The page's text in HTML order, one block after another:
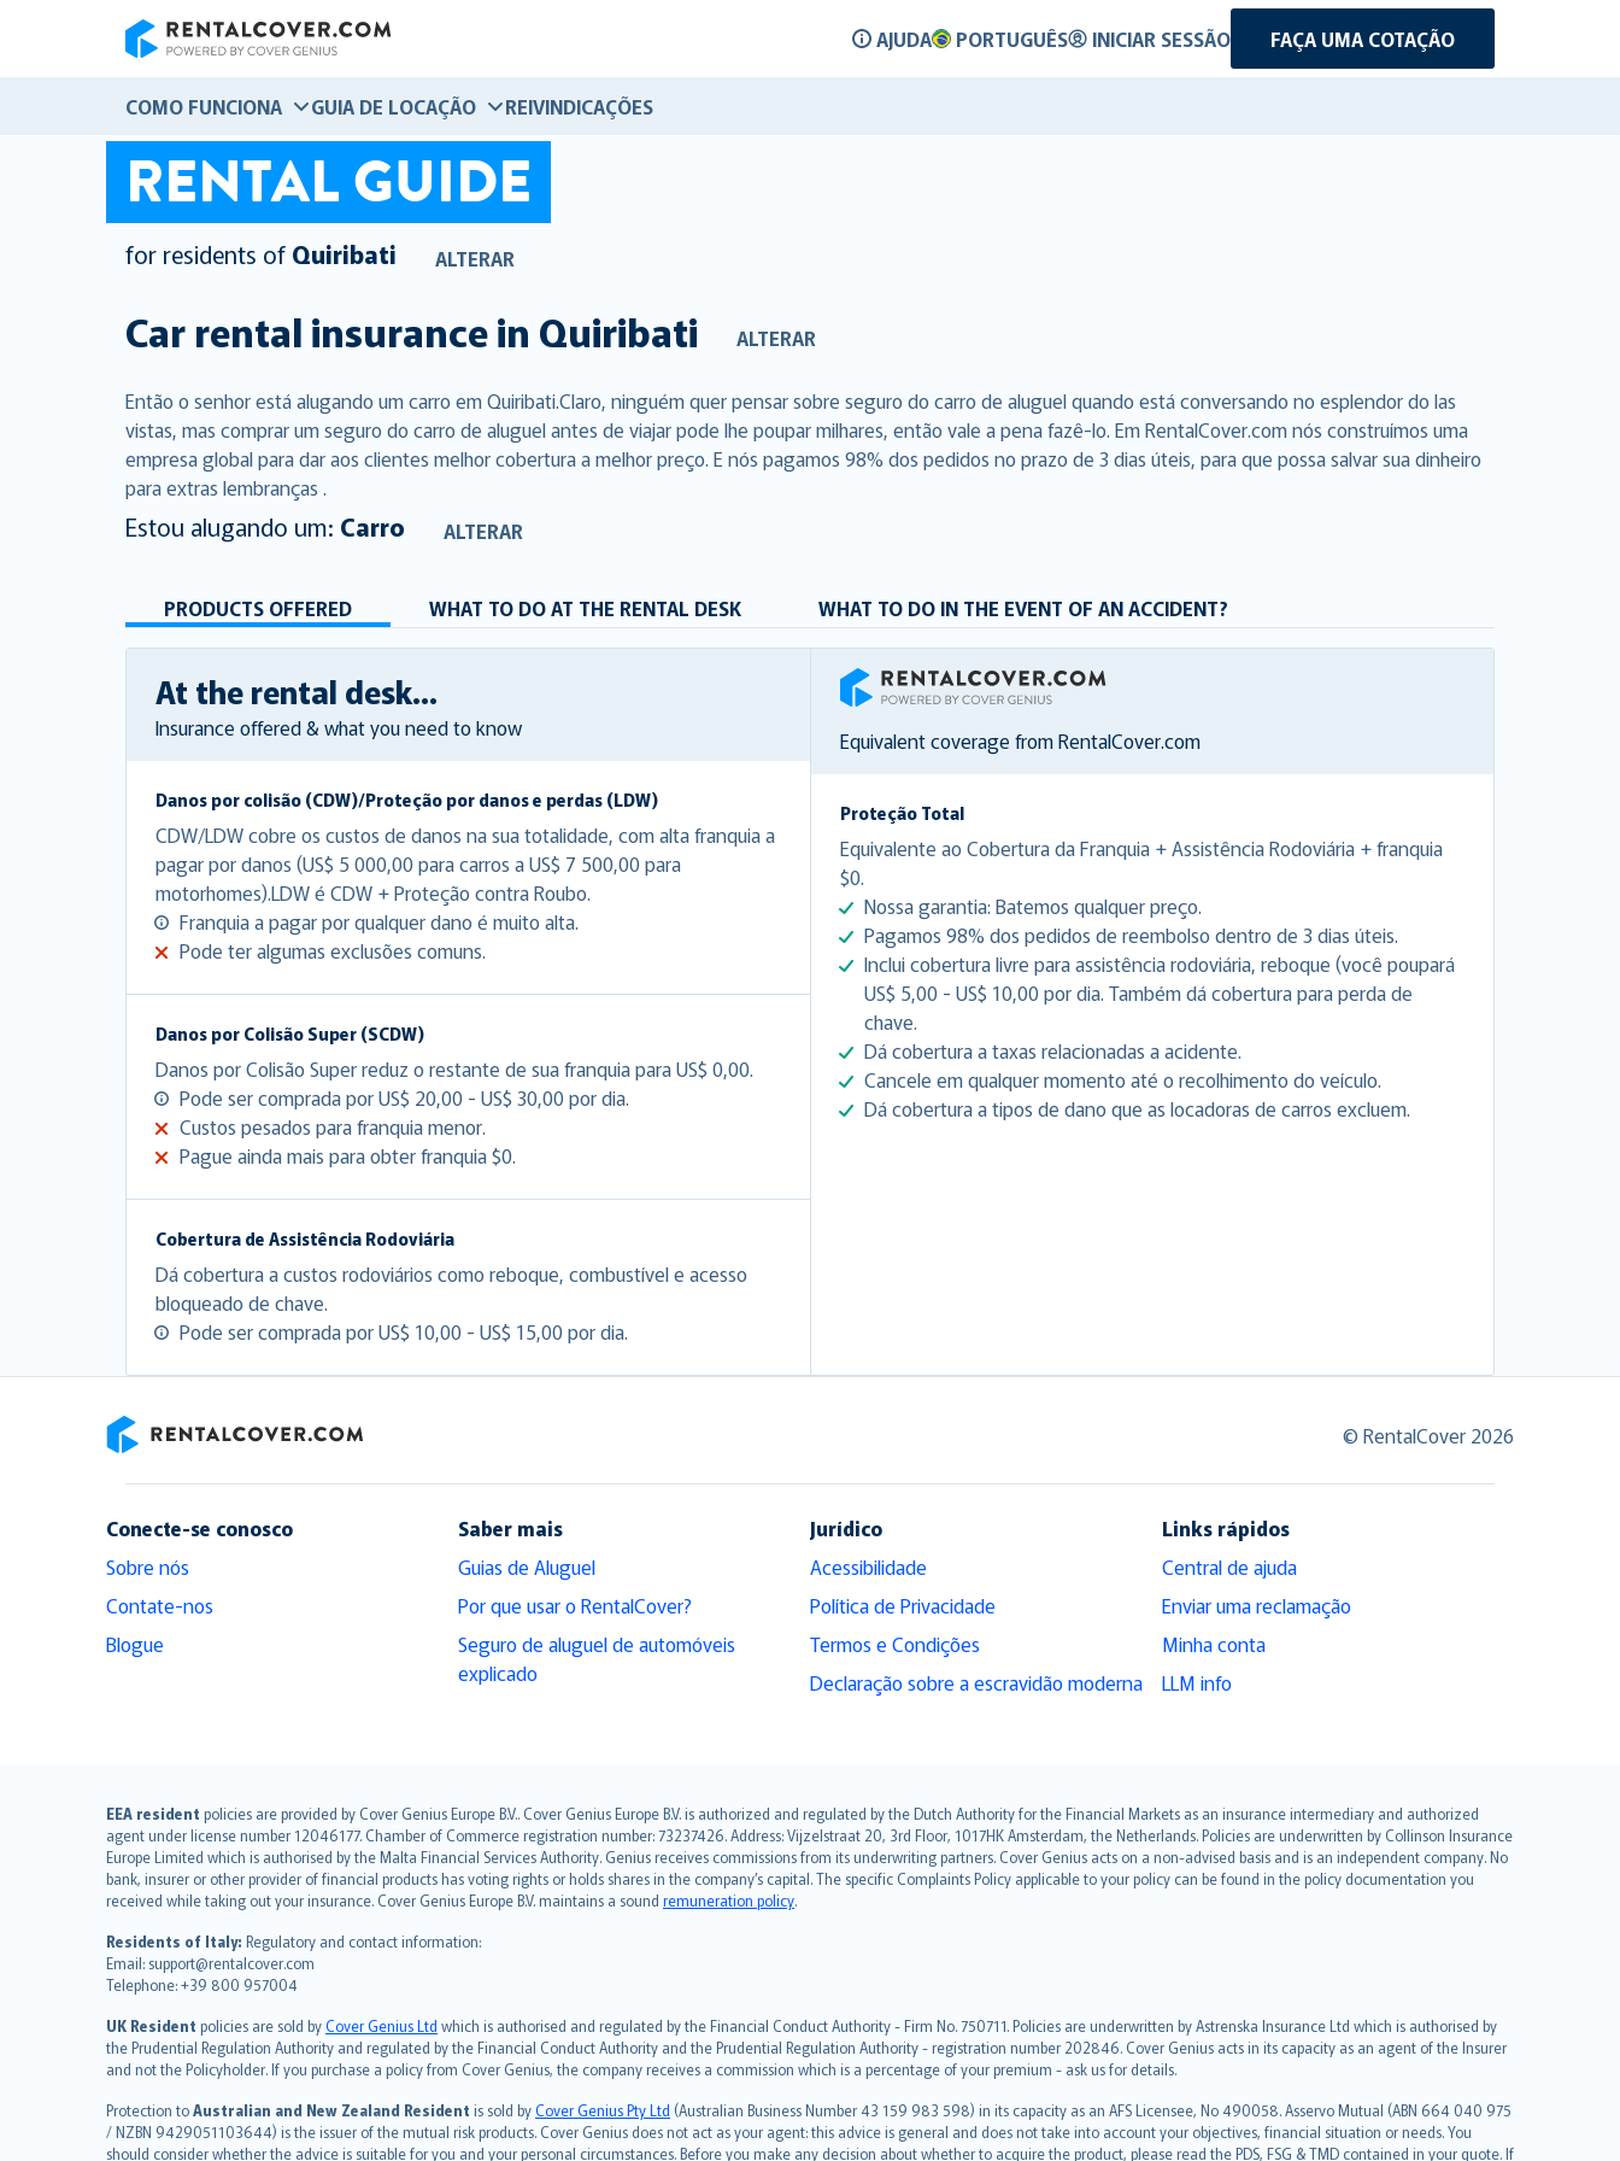
AJUDA PORTUGUÊS INICIAR SESSÃO FAÇA UMA COTAÇÃO
COMO FUNCIONA GUIA DE LOCAÇÃO REIVINDICAÇÕES
RENTAL GUIDE
for residents of Quiribati ALTERAR
Car rental insurance in Quiribati ALTERAR
Então o senhor está alugando um carro em Quiribati.Claro, ninguém quer pensar sobre seguro do carro de aluguel quando está conversando no esplendor do las
vistas, mas comprar um seguro do carro de aluguel antes de viajar pode lhe poupar milhares, então vale a pena fazê-lo. Em RentalCover.com nós construímos uma
empresa global para dar aos clientes melhor cobertura a melhor preço. E nós pagamos 98% dos pedidos no prazo de 3 dias úteis, para que possa salvar sua dinheiro
para extras lembranças .
Estou alugando um: Carro ALTERAR
PRODUCTS OFFERED WHAT TO DO AT THE RENTAL DESK WHAT TO DO IN THE EVENT OF AN ACCIDENT?
At the rental desk...
Insurance offered & what you need to know
Danos por colisão (CDW)/Proteção por danos e perdas (LDW)
CDW/LDW cobre os custos de danos na sua totalidade, com alta franquia a
pagar por danos (US$ 5 000,00 para carros a US$ 7 500,00 para
motorhomes).LDW é CDW + Proteção contra Roubo.
Franquia a pagar por qualquer dano é muito alta.
Pode ter algumas exclusões comuns.
Danos por Colisão Super (SCDW)
Danos por Colisão Super reduz o restante de sua franquia para US$ 0,00.
Pode ser comprada por US$ 20,00 - US$ 30,00 por dia.
Custos pesados para franquia menor.
Pague ainda mais para obter franquia $0.
Cobertura de Assistência Rodoviária
Dá cobertura a custos rodoviários como reboque, combustível e acesso
bloqueado de chave.
Pode ser comprada por US$ 10,00 - US$ 15,00 por dia.
RentalCover
Equivalent coverage from RentalCover.com
Proteção Total
Equivalente ao Cobertura da Franquia + Assistência Rodoviária + franquia
$0.
Nossa garantia: Batemos qualquer preço.
Pagamos 98% dos pedidos de reembolso dentro de 3 dias úteis.
Inclui cobertura livre para assistência rodoviária, reboque (você poupará
US$ 5,00 - US$ 10,00 por dia. Também dá cobertura para perda de
chave.
Dá cobertura a taxas relacionadas a acidente.
Cancele em qualquer momento até o recolhimento do veículo.
Dá cobertura a tipos de dano que as locadoras de carros excluem.
© RentalCover 2026
Conecte-se conosco
Sobre nós
Contate-nos
Blogue
Saber mais
Guias de Aluguel
Por que usar o RentalCover?
Seguro de aluguel de automóveis
explicado
Jurídico
Acessibilidade
Política de Privacidade
Termos e Condições
Declaração sobre a escravidão moderna
Links rápidos
Central de ajuda
Enviar uma reclamação
Minha conta
LLM info
EEA resident policies are provided by Cover Genius Europe B.V.. Cover Genius Europe B.V. is authorized and regulated by the Dutch Authority for the Financial Markets as an insurance intermediary and authorized
agent under license number 12046177. Chamber of Commerce registration number: 73237426. Address: Vijzelstraat 20, 3rd Floor, 1017HK Amsterdam, the Netherlands. Policies are underwritten by Collinson Insurance
Europe Limited which is authorised by the Malta Financial Services Authority. Genius receives commissions from its underwriting partners. Cover Genius acts on a non-advised basis and is an independent company. No
bank, insurer or other provider of financial products has voting rights or holds shares in the company’s capital. The specific Complaints Policy applicable to your policy can be found in the policy documentation you
received while taking out your insurance. Cover Genius Europe B.V. maintains a sound remuneration policy.
Residents of Italy: Regulatory and contact information:
Email: support@rentalcover.com
Telephone: +39 800 957004
UK Resident policies are sold byCover Genius Ltd which is authorised and regulated by the Financial Conduct Authority - Firm No. 750711. Policies are underwritten by Astrenska Insurance Ltd which is authorised by
the Prudential Regulation Authority and regulated by the Financial Conduct Authority and the Prudential Regulation Authority - registration number 202846. Cover Genius acts in its capacity as an agent of the Insurer
and not the Policyholder. If you purchase a policy from Cover Genius, the company receives a commission which is a percentage of your premium - ask us for details.
Protection toAustralian and New Zealand Resident is sold byCover Genius Pty Ltd (Australian Business Number 43 159 983 598) in its capacity as an AFS Licensee, No 490058. Asservo Mutual (ABN 664 040 975
/ NZBN 9429051103644) is the issuer of the mutual risk products. Cover Genius does not act as your agent: this advice is general and does not take into account your objectives, financial situation or needs. You
should consider whether the advice is suitable for you and your personal circumstances. Before you make any decision about whether to acquire the product, please read the PDS, FSG & TMD contained in your quote. If
English (UK)
English (US)
Deutsch
français
Nederlands
español
italiano
简体中文
繁體中文
Português
polski
עברית